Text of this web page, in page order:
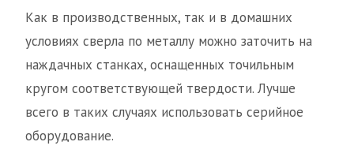
Как в производственных, так и в домашних
условиях сверла по металлу можно заточить на
наждачных станках, оснащенных точильным
кругом соответствующей твердости. Лучше
всего в таких случаях использовать серийное
оборудование.